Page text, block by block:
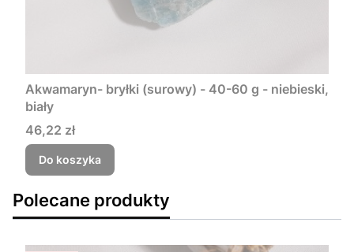
Akwamaryn- bryłki (surowy) - 40-60 g - niebieski,
biały
Cena
46,22 zł
Do koszyka
Polecane produkty